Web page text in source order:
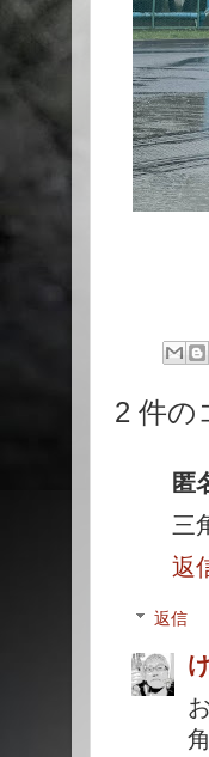
2 件の
匿
三
返
返信